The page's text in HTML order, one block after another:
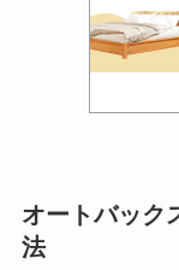
オートバック
法